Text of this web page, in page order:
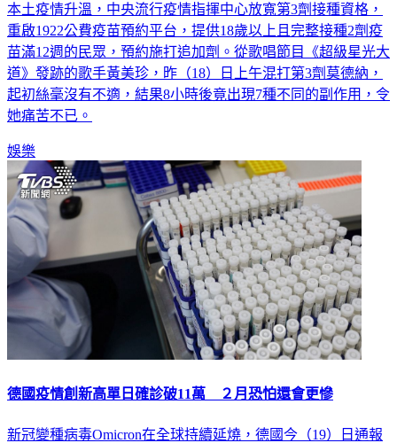
本土疫情升溫，中央流行疫情指揮中心放寬第3劑接種資格，
重啟1922公費疫苗預約平台，提供18歲以上且完整接種2劑疫
苗滿12週的民眾，預約施打追加劑。從歌唱節目《超級星光大
道》發跡的歌手黃美珍，昨（18）日上午混打第3劑莫德納，
起初絲毫沒有不適，結果8小時後竟出現7種不同的副作用，令
她痛苦不已。
娛樂
德國疫情創新高單日確診破11萬 ２月恐怕還會更慘
新冠變種病毒Omicron在全球持續延燒，德國今（19）日通報